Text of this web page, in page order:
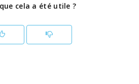
cela a été utile ?